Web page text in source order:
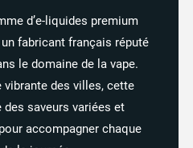
1 avis
d’e- liquides premium
un fabricant français réputé
ledomainede lavape.
vibrantedesvilles,cette
dessaveursvariéeset
pour accompagner chaque